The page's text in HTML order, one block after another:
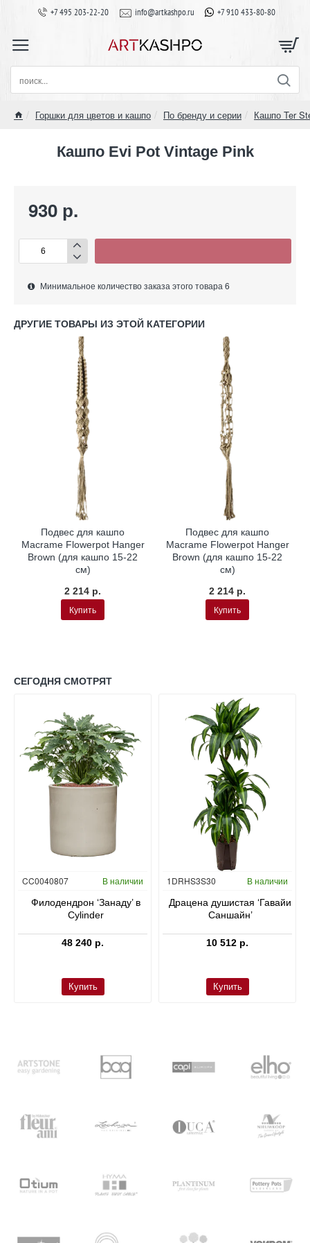
+7 495 203-22-20 info@artkashpo.ru +7 910 433-80-80
поиск...
Горшки для цветов и кашпо По бренду и серии Кашпо Ter
Кашпо Evi Pot Vintage Pink
930 р.
Минимальное количество заказа этого товара 6
ДРУГИЕ ТОВАРЫ ИЗ ЭТОЙ КАТЕГОРИИ
Подвес для кашпо
Macrame Flowerpot Hanger
Brown (для кашпо 15-22
см)
2 214 р.
Купить
Подвес для кашпо
Macrame Flowerpot Hanger
Brown (для кашпо 15-22
см)
2 214 р.
Купить
СЕГОДНЯ СМОТРЯТ
CC0040807 В наличии
Филодендрон ‘Занаду’ в
Cylinder
48 240 р.
Купить
Гидропоника
1DRHS3S30 В наличии
Драцена душистая ‘Гавайи
Саншайн’
10 512 р.
Купить